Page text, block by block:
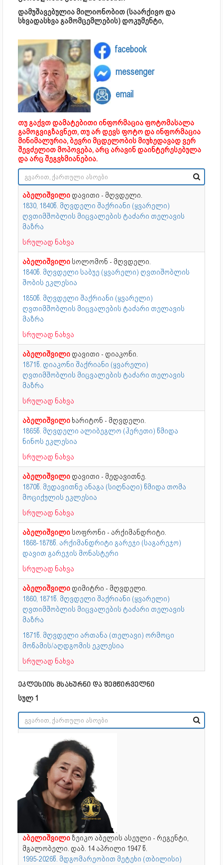
დამუშავებულია მილიონობით (საარქივო და
სხვადასხვა გამომცემლების) დოკუმენტი,
facebook
messenger
email
თუ გაქვთ დამატებითი ინფორმაცია ფოტომასალა
გამოგვიგზავნეთ, თუ არ დევს ფოტო და ინფორმაცია
მინიმალურია, ბევრი მცდელობის მიუხედავად ვერ
შევძელით მოპოვება, არც არავინ დაინტერესებულა
და არც შეგვხმიანებია.
აბელიშვილი დავითი - მღვდელი.
1830, 1840წ. მღვდელი შაქრიანი (ყვარელი)
ღვთიმშობლის მიცვალების ტაძარი თელავის
მაზრა
სრულად ნახვა
აბელიშვილი სოლომონ - მღვდელი.
1840წ. მღვდელი საბუე (ყვარელი) ღვთიშობლის
შობის ეკლესია
1850წ. მღვდელი შაქრიანი (ყვარელი)
ღვთიმშობლის მიცვალების ტაძარი თელავის
მაზრა
სრულად ნახვა
აბელიშვილი დავითი - დიაკონი.
1871წ. დიაკონი შაქრიანი (ყვარელი)
ღვთიმშობლის მიცვალების ტაძარი თელავის
მაზრა
სრულად ნახვა
აბელიშვილი ხარიტონ - მღვდელი.
1865წ. მღვდელი ალიბეგლო (ჰერეთი) წმიდა
ნინოს ეკლესია
სრულად ნახვა
აბელიშვილი დავითი - მედავითნე.
1870წ. მედავითნე ანაგა (სიღნაღი) წმიდა თომა
მოციქულის ეკლესია
სრულად ნახვა
აბელიშვილი სოფრონი - არქიმანდრიტი.
1868-1878წ. არქიმანდრიტი გარეჯი (საგარეჯო)
დავით გარეჯის მონასტერი
სრულად ნახვა
აბელიშვილი დიმიტრი - მღვდელი.
1860, 1871წ. მღვდელი შაქრიანი (ყვარელი)
ღვთიმშობლის მიცვალების ტაძარი თელავის
მაზრა
1871წ. მღვდელი ართანა (თელავი) ორმოცი
მოწამის/აღდგომის ეკლესია
სრულად ნახვა
ეკლესიის მსახურნი და შემწირველნი
სულ 1
აბელიშვილი ზეიკო აბელის ასეული - რეგენტი,
მგალობელი. დაბ. 14 აპრილი 1947 წ.
1995-2026წ. მდგომარეობით მეტეხი (თბილისი)